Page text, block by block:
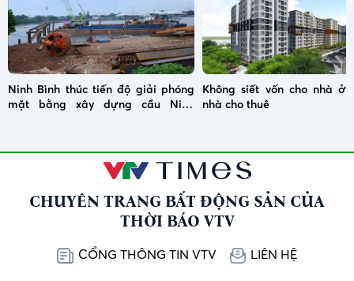
Ninh Bình thúc tiến độ giải phóng
mặt bằng xây dựng cầu Ninh
Không siết vốn cho nhà ở
nhà cho thuê
CHUYÊN TRANG BẤT ĐỘNG SẢN CỦA
THỜI BÁO VTV
CỔNG THÔNG TIN VTV LIÊN HỆ